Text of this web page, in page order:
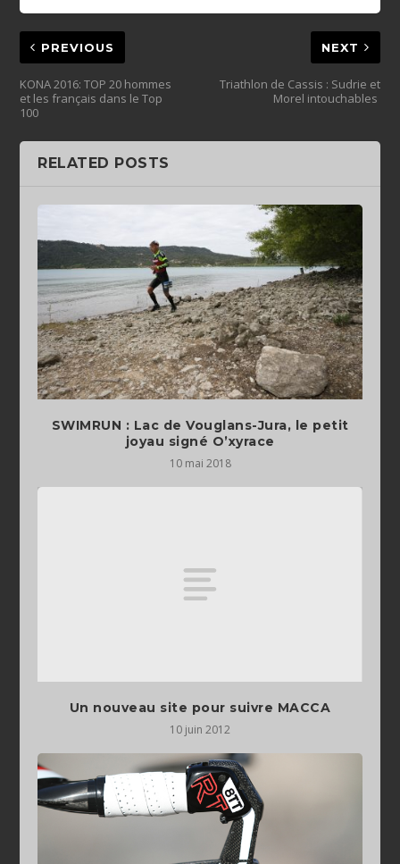
PREVIOUS
KONA 2016: TOP 20 hommes
et les français dans le Top
100
NEXT
Triathlon de Cassis : Sudrie et
Morel intouchables
RELATED POSTS
SWIMRUN : Lac de Vouglans-Jura, le petit
joyau signé O’xyrace
10 mai 2018
Un nouveau site pour suivre MACCA
10 juin 2012